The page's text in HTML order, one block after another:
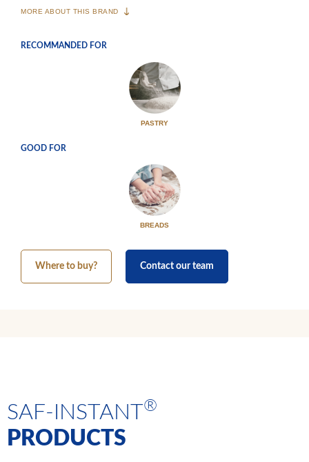
MORE ABOUT THIS BRAND
RECOMMANDED FOR
PASTRY
GOOD FOR
BREADS
Where to buy? Contact our team
SAF-INSTANT®
PRODUCTS